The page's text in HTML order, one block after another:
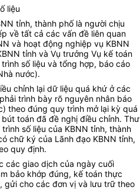
liệu
tỉnh, thành phố là người chịu
về tất cả các vấn đề liên quan
và hoạt động nghiệp vụ KBNN
tỉnh và Vụ trưởng Vụ kế toán
số liệu và tổng hợp, báo cáo
nước).
chỉnh lại dữ liệu quá khứ ở các
trình bày rõ nguyên nhân báo
theo đúng quy trình mở lại kỳ quá
toán đã đề nghị điều chỉnh. Thư
số liệu của KBNN tỉnh, thành
chữ ký của Lãnh đạo KBNN tỉnh,
quy định.
các giao dịch của ngày cuối
bảo khớp đúng, kế toán thực
gửi cho các đơn vị và lưu trữ theo